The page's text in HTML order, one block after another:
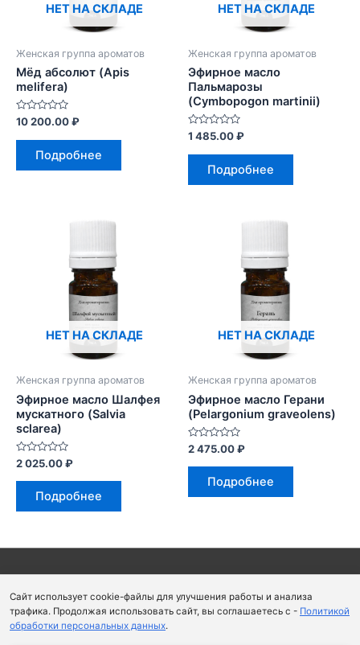
НЕТ НА СКЛАДЕ
Женская группа ароматов
Мёд абсолют (Apis
melifera)
Оценка
из
10 200.00₽
Подробнее
НЕТ НА СКЛАДЕ
Женская группа ароматов
Эфирное масло
Пальмарозы
(Cymbopogon martinii)
Оценка
из
1 485.00₽
Подробнее
НЕТ НА СКЛАДЕ
Женская группа ароматов
Эфирное масло Шалфея
мускатного (Salvia
sclarea)
Оценка
0
из
2 025.00₽
Подробнее
НЕТ НА СКЛАДЕ
Женская группа ароматов
Эфирное масло Герани
(Pelargonium graveolens)
Оценка
0
из
2 475.00₽
Подробнее
аромапсихологии Aromaobraz School
Сайт использует cookie-файлы для улучшения работы и анализа
трафика. Продолжая использовать сайт, вы соглашаетесь с - Политикой
обработки персональных данных.